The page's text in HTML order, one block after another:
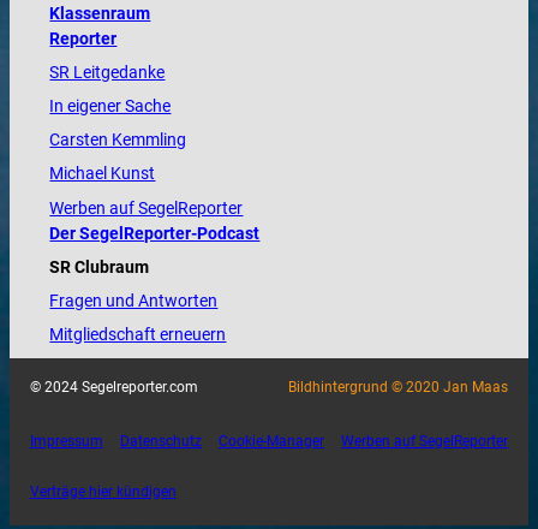
Klassenraum
Reporter
SR Leitgedanke
In eigener Sache
Carsten Kemmling
Michael Kunst
Werben auf SegelReporter
Der SegelReporter-Podcast
SR Clubraum
Fragen und Antworten
Mitgliedschaft erneuern
© 2024 Segelreporter.com Bildhintergrund © 2020 Jan Maas
Impressum Datenschutz Cookie-Manager Werben auf SegelReporter
Verträge hier kündigen